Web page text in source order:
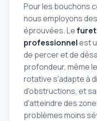
Pour les bouchons
nous employons
éprouvées. Le
professionnelest
de percer et de
profondeur, même
rotative s'adapte à
d'obstructions, et
d'atteindre des
problèmes moins